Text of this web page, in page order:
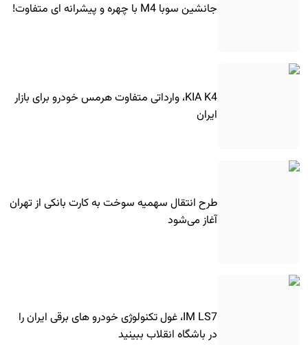
جانشین سوبا M4 با چهره و پیشرانه ای متفاوت!
KIA K4، وارداتی متفاوت هرمس خودرو برای بازار
ایران
طرح انتقال سهمیه سوخت به کارت بانکی از تهران
آغاز می‌شود
IM LS7، غول تکنولوژی خودرو های برقی ایران را
در باشگاه انقلاب ببینید